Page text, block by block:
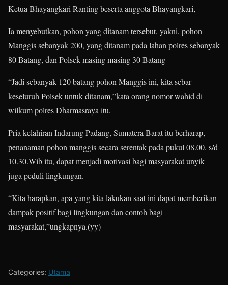
Ketua Bhayangkari Ranting beserta anggota Bhayangkari,
Ia menyebutkan, pohon yang ditanam tersebut, yakni, pohon
Manggis sebanyak 200, yang ditanam pada lahan polres sebanyak
80 Batang, dan Polsek masing masing 30 Batang
“Jadi sebanyak 120 batang pohon Manggis ini, kita sebar
keseluruh Polsek untuk ditanam,”kata orang nomor wahid di
wilkum polres Dharmasraya itu.
Pria kelahiran Indarung Padang, Sumatera Barat itu berharap,
penanaman pohon manggis secara serentak pada pukul 08.00. s/d
10.30.Wib itu, dapat menjadi motivasi bagi masyarakat unyik
juga peduli lingkungan.
“Kita harapkan, apa yang kita lakukan saat ini dapat memberikan
dampak positif bagi lingkungan dan contoh bagi
masyarakat,”ungkapnya.(yy)
Categories: Utama